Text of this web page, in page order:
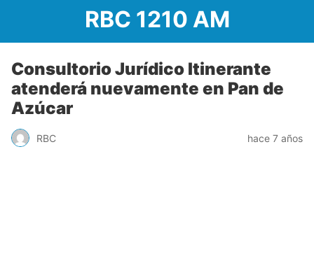
RBC 1210 AM
Consultorio Jurídico Itinerante
atenderá nuevamente en Pan de
Azúcar
RBC hace 7 años